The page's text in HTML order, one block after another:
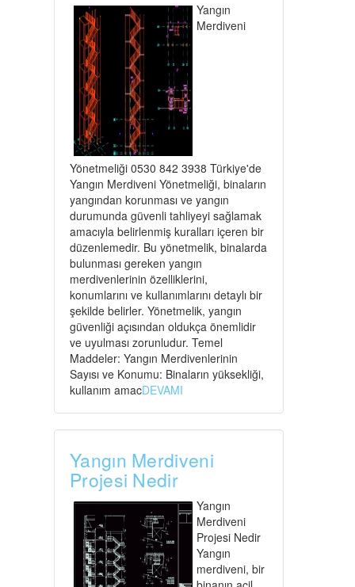
Yangın
Merdiveni
Yönetmeliği 0530 842 3938 Türkiye'de
Yangın Merdiveni Yönetmeliği, binaların
yangından korunması ve yangın
durumunda güvenli tahliyeyi sağlamak
amacıyla belirlenmiş kuralları içeren bir
düzenlemedir. Bu yönetmelik, binalarda
bulunması gereken yangın
merdivenlerinin özelliklerini,
konumlarını ve kullanımlarını detaylı bir
şekilde belirler. Yönetmelik, yangın
güvenliği açısından oldukça önemlidir
ve uyulması zorunludur. Temel
Maddeler: Yangın Merdivenlerinin
Sayısı ve Konumu: Binaların yüksekliği,
kullanım amacDEVAMI
Yangın Merdiveni
Projesi Nedir
Yangın
Merdiveni
Projesi Nedir
Yangın
merdiveni, bir